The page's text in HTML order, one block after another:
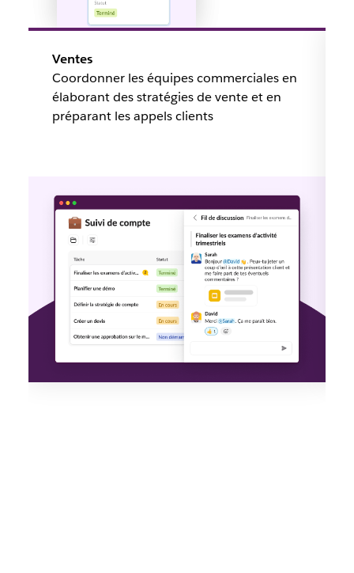
Ventes
Coordonner les équipes commerciales en
élaborant des stratégies de vente et en
préparant les appels clients